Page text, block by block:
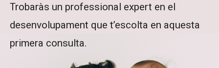
Trobaràs un professional expert en el
desenvolupament que t’escolta en aquesta
primera consulta.